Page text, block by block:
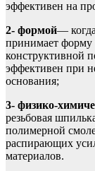
эффективен на
2- формой—
принимает форму
конструктивной
эффективен при
основания;
3- физико-
резьбовая
полимерной
распирающих
материалов.